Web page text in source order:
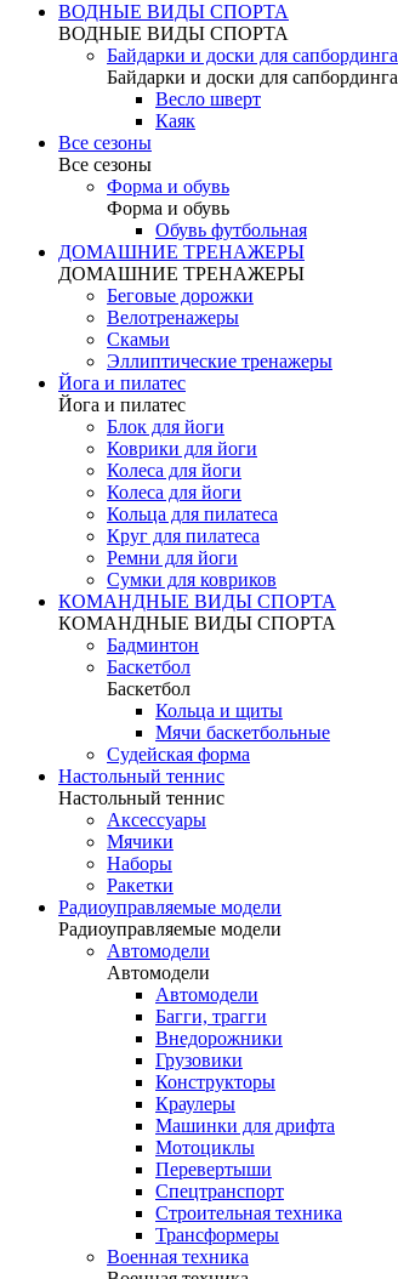
ВОДНЫЕ ВИДЫ СПОРТА
ВОДНЫЕ ВИДЫ СПОРТА
Байдарки и доски для сапбординга
Байдарки и доски для сапбординга
Весло шверт
Каяк
Все сезоны
Все сезоны
Форма и обувь
Форма и обувь
Обувь футбольная
ДОМАШНИЕ ТРЕНАЖЕРЫ
ДОМАШНИЕ ТРЕНАЖЕРЫ
Беговые дорожки
Велотренажеры
Скамьи
Эллиптические тренажеры
Йога и пилатес
Йога и пилатес
Блок для йоги
Коврики для йоги
Колеса для йоги
Колеса для йоги
Кольца для пилатеса
Круг для пилатеса
Ремни для йоги
Сумки для ковриков
КОМАНДНЫЕ ВИДЫ СПОРТА
КОМАНДНЫЕ ВИДЫ СПОРТА
Бадминтон
Баскетбол
Баскетбол
Кольца и щиты
Мячи баскетбольные
Судейская форма
Настольный теннис
Настольный теннис
Аксессуары
Мячики
Наборы
Ракетки
Радиоуправляемые модели
Радиоуправляемые модели
Автомодели
Автомодели
Автомодели
Багги, трагги
Внедорожники
Грузовики
Конструкторы
Краулеры
Машинки для дрифта
Мотоциклы
Перевертыши
Спецтранспорт
Строительная техника
Трансформеры
Военная техника